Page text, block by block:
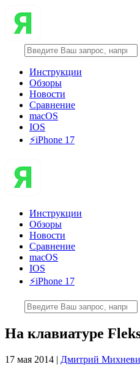
Инструкции
Обзоры
Новости
Сравнение
macOS
IOS
⚡️iPhone 17
Инструкции
Обзоры
Новости
Сравнение
macOS
IOS
⚡️iPhone 17
На клавиатуре
17 мая 2014 | Дмитрий